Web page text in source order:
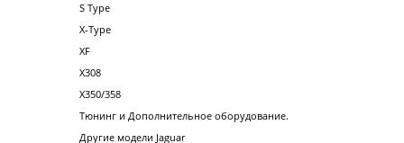
S Type
X-Type
XF
X308
X350/358
Тюнинг и Дополнительное оборудование.
Другие модели Jaguar